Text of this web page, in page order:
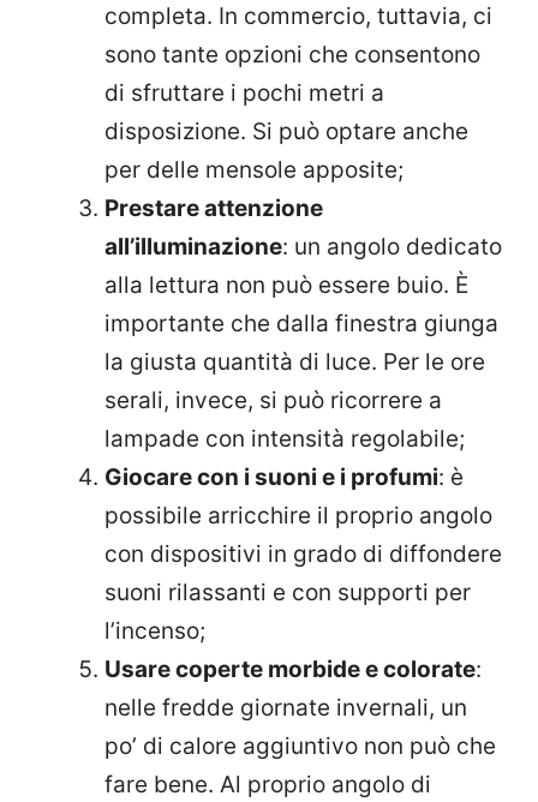
completa. In commercio, tuttavia, ci
sono tante opzioni che consentono
di sfruttare i pochi metri a
disposizione. Si può optare anche
per delle mensole apposite;
Prestare attenzione
all’illuminazione: un angolo dedicato
alla lettura non può essere buio. È
importante che dalla finestra giunga
la giusta quantità di luce. Per le ore
serali, invece, si può ricorrere a
lampade con intensità regolabile;
Giocare con i suoni e i profumi: è
possibile arricchire il proprio angolo
con dispositivi in grado di diffondere
suoni rilassanti e con supporti per
l’incenso;
Usare coperte morbide e colorate:
nelle fredde giornate invernali, un
po’ di calore aggiuntivo non può che
fare bene. Al proprio angolo di